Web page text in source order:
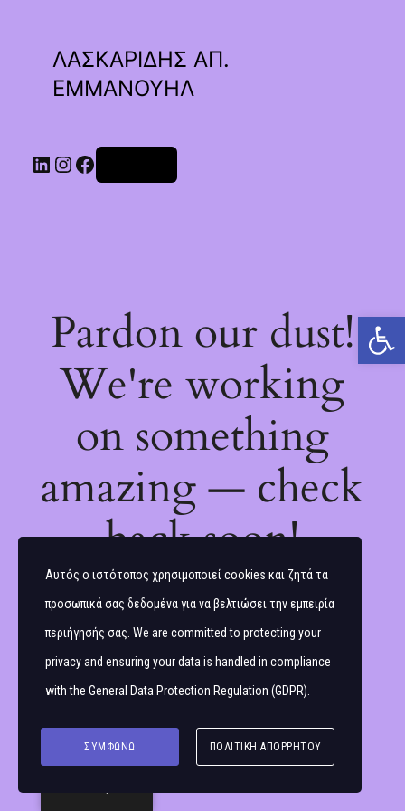
Ανοίξτε τη γραμμή εργαλείων
ΛΑΣΚΑΡΙΔΗΣ ΑΠ.
ΕΜΜΑΝΟΥΗΛ
Linkedin
Instagram
Facebook
Pardon our dust!
We're working
on something
amazing — check
back soon!
Αυτός ο ιστότοπος χρησιμοποιεί cookies και ζητά τα
προσωπικά σας δεδομένα για να βελτιώσει την εμπειρία
περιήγησής σας. We are committed to protecting your
privacy and ensuring your data is handled in compliance
with the General Data Protection Regulation (GDPR)
ΣΥΜΦΩΝΏ ΠΟΛΙΤΙΚΉ ΑΠΟΡΡΉΤΟΥ